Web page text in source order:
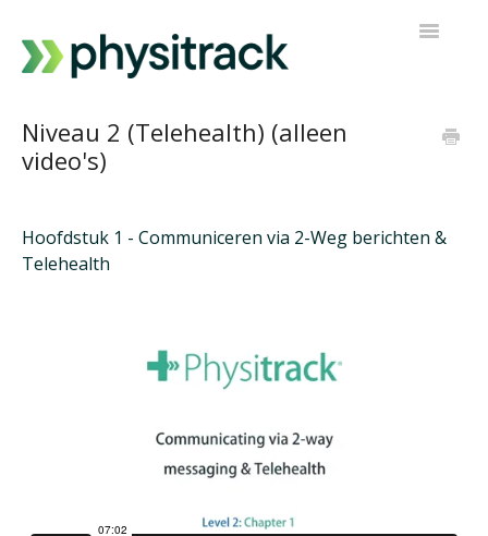
Navigatie
Niveau 2 (Telehealth) (alleen
video's)
Hoofdstuk 1 - Communiceren via 2-Weg berichten &
Telehealth